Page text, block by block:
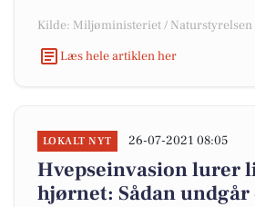
Kilde: Miljøministeriet / Naturstyrelsen
Læs hele artiklen her
LOKALT NYT 26-07-2021 08:05
Hvepseinvasion lurer
hjørnet: Sådan